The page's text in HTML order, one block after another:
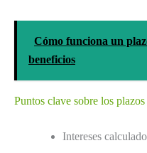
Cómo funciona un
beneficios
Puntos clave sobre los
Intereses